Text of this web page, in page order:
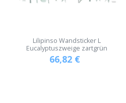
Lilipinso Wandsticker L
Eucalyptuszweige zartgrün
66,82 €